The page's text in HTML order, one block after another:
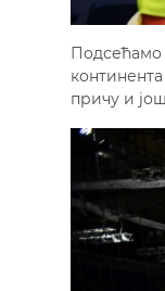
причу и